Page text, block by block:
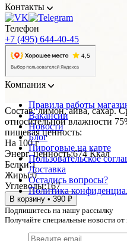
Состав: лимон, айва, сахар.
относительной влажности
пищевая ценность:
На 100 г
Энерг. ценность:674 Ккал
Белки:1
Жиры:0
Углеводы:167
В корзину • 390 ₽
Контакты
Телефон
+7 (495) 644-40-45
Компания
Правила работы
Вакансии
Новости
Блог
Пироговые на карте
Пользовательское
Доставка
Остались вопросы?
Политика
Подпишитесь на нашу рассылку
Получайте специальные новости